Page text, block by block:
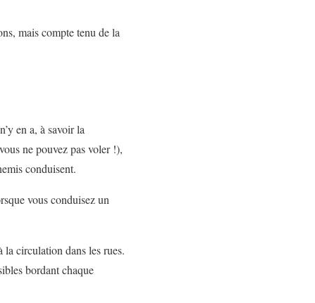
mais compte tenu de la
en a, à savoir la
ne pouvez pas voler !),
conduisent.
vous conduisez un
la circulation dans les rues.
bordant chaque